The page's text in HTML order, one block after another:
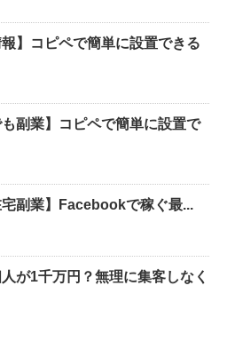
報】コピペで簡単に設置できる
も副業】コピペで簡単に設置で
宅副業】Facebookで稼ぐ最...
が1千万円？無理に集客しなく